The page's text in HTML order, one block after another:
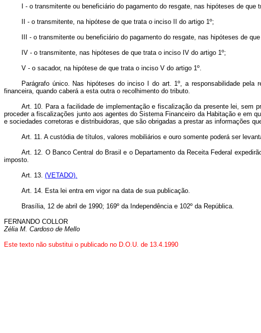
I - o transmitente ou beneficiário do pagamento do resgate, nas hipóteses de que
II - o transmitente, na hipótese de que trata o inciso II do artigo 1º;
III - o transmitente ou beneficiário do pagamento do resgate, nas hipóteses de
IV - o transmitente, nas hipóteses de que trata o inciso IV do artigo 1º;
V - o sacador, na hipótese de que trata o inciso V do artigo 1º.
Parágrafo único. Nas hipóteses do inciso I do art. 1º, a responsabilidade
financeira, quando caberá a esta outra o recolhimento do tributo.
Art. 10. Para a facilidade de implementação e fiscalização da presente lei, sem
proceder a fiscalizações junto aos agentes do Sistema Financeiro da Habitação e em
e sociedades corretoras e distribuidoras, que são obrigadas a prestar as informações
Art. 11. A custódia de títulos, valores mobiliários e ouro somente poderá ser
Art. 12. O Banco Central do Brasil e o Departamento da Receita Federal
imposto.
Art. 13. (VETADO).
Art. 14. Esta lei entra em vigor na data de sua publicação.
Brasília, 12 de abril de 1990; 169º da Independência e 102º da República.
FERNANDO COLLOR
Zélia M. Cardoso de Mello
Este texto não substitui o publicado no D.O.U. de 13.4.1990